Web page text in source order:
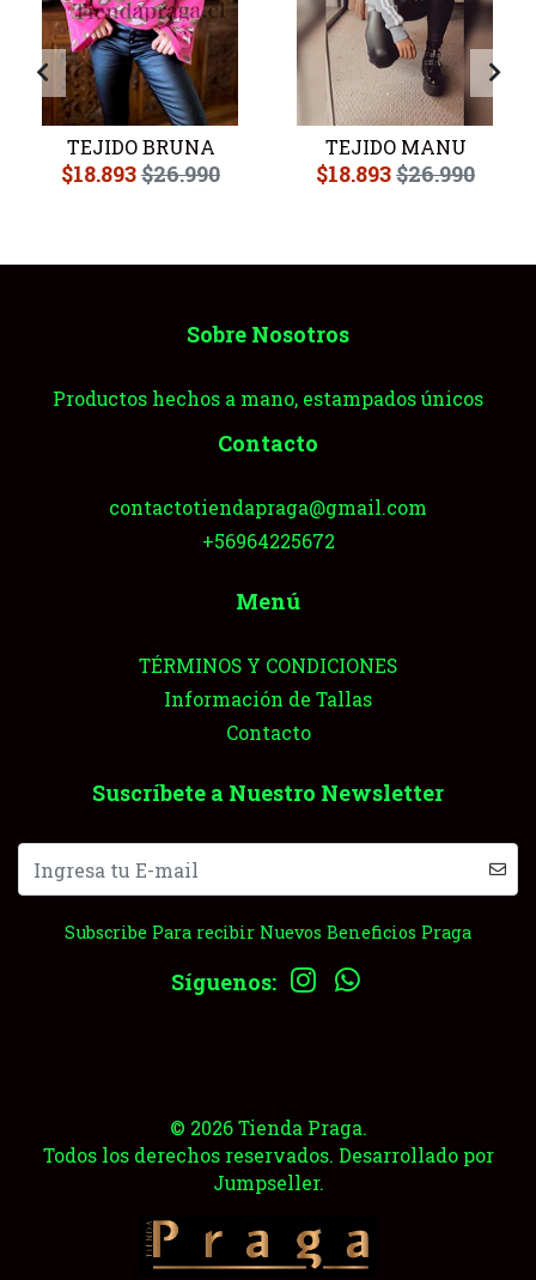
TEJIDO BRUNA
$18.893$26.990
TEJIDO MANU
$18.893$26.990
Sobre Nosotros
Productos hechos a mano, estampados únicos
Contacto
contactotiendapraga@gmail.com
+56964225672
Menú
TÉRMINOS Y CONDICIONES
Información de Tallas
Contacto
Suscríbete a Nuestro Newsletter
Subscribe Para recibir Nuevos Beneficios Praga
Síguenos:
© 2026 Tienda Praga.
Todos los derechos reservados. Desarrollado por
Jumpseller.